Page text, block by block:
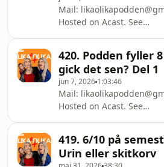
Mail:
Hosted on Acast. See
420. Podden fyller
gick det sen? Del 1
jun 7, 2026 1:03:46
Mail:
Hosted on Acast. See
419. 6/10 på
Urin eller skitkorv